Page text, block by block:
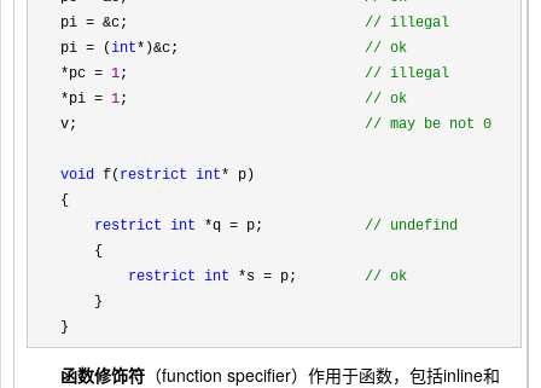
pi = &c; // illegal
pi = (int*)&c; // ok
*pc = 1; // illegal
*pi = 1; // ok
v; // may be not 0
void f( restrict int* p)
{
restrict int *q = p; // undefind
    {
restrict int *s = p; // ok
    }
}
函数修饰符 （function specifier）作用于函数，包括inline和